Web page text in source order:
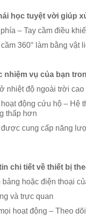
học tuyệt vời giúp
– Tay cầm điều
360° làm bằng vật
nhiệm vụ của bạn
nhiệt độ ngoài trời cao
động cứu hộ –
thấp hơn
cung cấp năng
chi tiết về thiết bị
hoặc điện thoại
và trực quan
hoạt động – Theo